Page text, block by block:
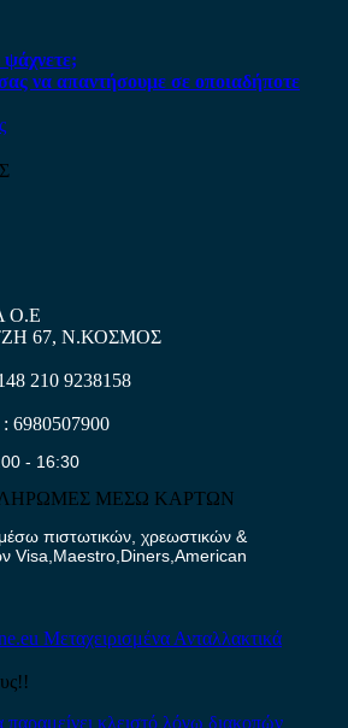
να απαντήσουμε σε οποιαδήποτε
Ο.Ε
67, Ν.ΚΟΣΜΟΣ
210 9238158
6980507900
- 16:30
ΜΕΣΩ ΚΑΡΤΩΝ
πιστωτικών, χρεωστικών &
Visa,Maestro,Diners,American
Μεταχειρισμένα Ανταλλακτικά